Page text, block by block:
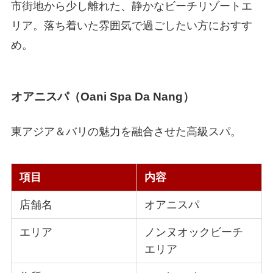
市街地から少し離れた、静かなビーチリゾートエ
リア。落ち着いた雰囲気で過ごしたい方におすす
め。
オアニスパ（Oani Spa Da Nang）
東アジア＆バリの魅力を融合させた高級スパ。
項目 内容
店舗名 オアニスパ
エリア
ノンヌオックビーチ
エリア